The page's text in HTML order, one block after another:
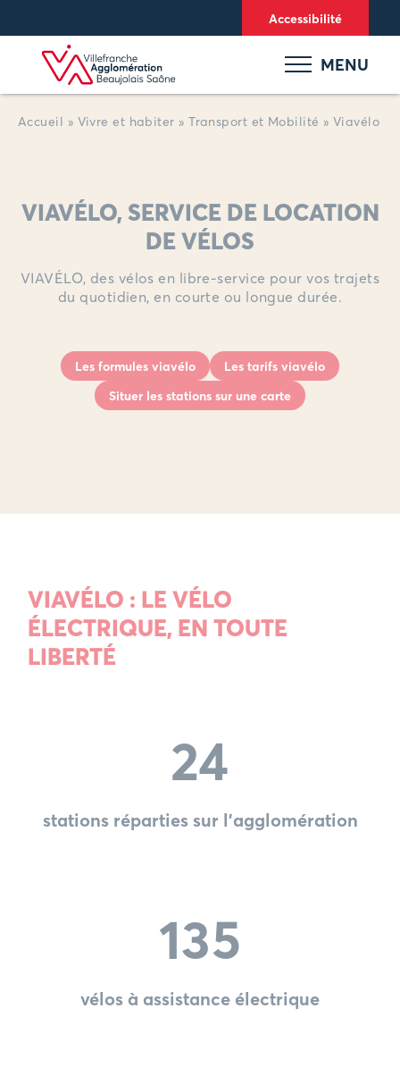
Accessibilité
MENU
Accueil » Vivre et habiter »Transport et Mobilité » Viavélo
VIAVÉLO, SERVICE DE LOCATION
DE VÉLOS
VIAVÉLO, des vélos en libre-service pour vos trajets
du quotidien, en courte ou longue durée.
Les formules viavélo
Les tarifs viavélo
Situer les stations sur une carte
VIAVÉLO : LE VÉLO
ÉLECTRIQUE, EN TOUTE
LIBERTÉ
24
stations réparties sur l'agglomération
135
vélos à assistance électrique